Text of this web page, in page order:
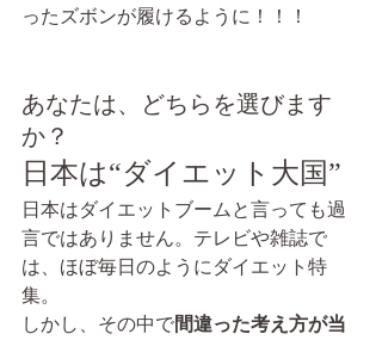
ったズボンが履けるように！！！
あなたは、どちらを選びます
か？
日本は“ダイエット大国”
日本はダイエットブームと言っても過
言ではありません。テレビや雑誌で
は、ほぼ毎日のようにダイエット特
集。
しかし、その中で間違った考え方が当